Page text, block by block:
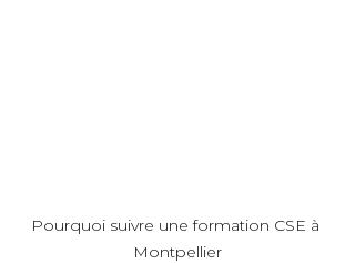
Pourquoi suivre une formation CSE à
Montpellier